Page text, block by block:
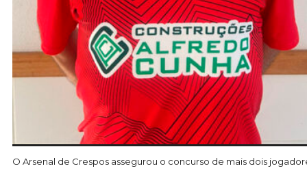
O Arsenal de Crespos assegurou o concurso de mais dois